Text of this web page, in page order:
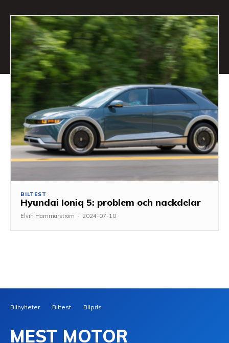
BILTEST
Hyundai Ioniq 5: problem och nackdelar
Elvin Hammarström - 2024-07-10
Bilnyheter Biltest Bilpris
MEST MOTOR